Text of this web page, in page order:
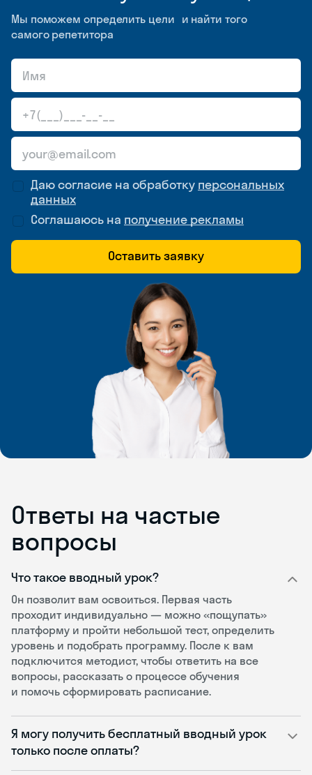
Мы поможем определить цели и найти того
самого репетитора
Даю согласие на обработку персональных
данных
Соглашаюсь на получение рекламы
Оставить заявку
Ответы на частые
вопросы
Что такое вводный урок?
Он позволит вам освоиться. Первая часть
проходит индивидуально — можно «пощупать»
платформу и пройти небольшой тест, определить
уровень и подобрать программу. После к вам
подключится методист, чтобы ответить на все
вопросы, рассказать о процессе обучения
и помочь сформировать расписание.
Я могу получить бесплатный вводный урок
только после оплаты?